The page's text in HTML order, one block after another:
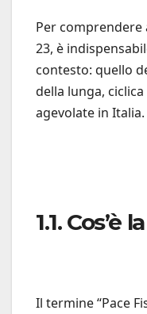
Per comprendere
23, è
contesto: quello
della lunga,
agevolate in Italia.
1.1. Cos’è
Il termine “Pace